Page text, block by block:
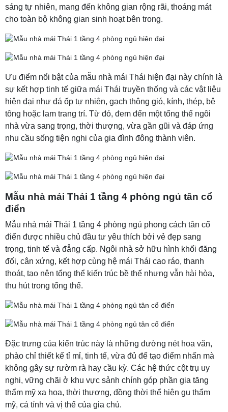
sáng tự nhiên, mang đến không gian rộng rãi, thoáng mát
cho toàn bộ không gian sinh hoạt bên trong.
Ưu điểm nổi bật của mẫu nhà mái Thái hiện đại này chính là
sự kết hợp tinh tế giữa mái Thái truyền thống và các vật liệu
hiện đại như đá ốp tự nhiên, gạch thông gió, kính, thép, bê
tông hoặc lam trang trí. Từ đó, đem đến một tổng thể ngôi
nhà vừa sang trọng, thời thượng, vừa gần gũi và đáp ứng
nhu cầu sống tiện nghi của gia đình đông thành viên.
Mẫu nhà mái Thái 1 tầng 4 phòng ngủ tân cổ
điển
Mẫu nhà mái Thái 1 tầng 4 phòng ngủ phong cách tân cổ
điển được nhiều chủ đầu tư yêu thích bởi vẻ đẹp sang
trọng, tinh tế và đẳng cấp. Ngôi nhà sở hữu hình khối đăng
đối, cân xứng, kết hợp cùng hệ mái Thái cao ráo, thanh
thoát, tạo nên tổng thể kiến trúc bề thế nhưng vẫn hài hòa,
thu hút trong tổng thể.
Đặc trưng của kiến trúc này là những đường nét hoa văn,
phào chỉ thiết kế tỉ mỉ, tinh tế, vừa đủ để tạo điểm nhấn mà
không gây sự rườm rà hay cầu kỳ. Các hệ thức cột trụ uy
nghi, vững chãi ở khu vực sảnh chính góp phần gia tăng
thẩm mỹ xa hoa, thời thượng, đồng thời thể hiện gu thẩm
mỹ, cá tính và vị thế của gia chủ.